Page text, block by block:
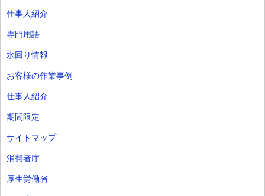
仕事人紹介
専門用語
水回り情報
お客様の作業事例
仕事人紹介
期間限定
サイトマップ
消費者庁
厚生労働省